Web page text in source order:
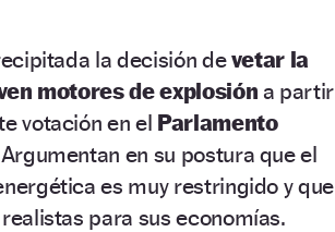
la decisión devetar la
motores de explosióna partir
votación en el Parlamento
Argumentan en su postura que el
es muy restringido y que
para sus economías.